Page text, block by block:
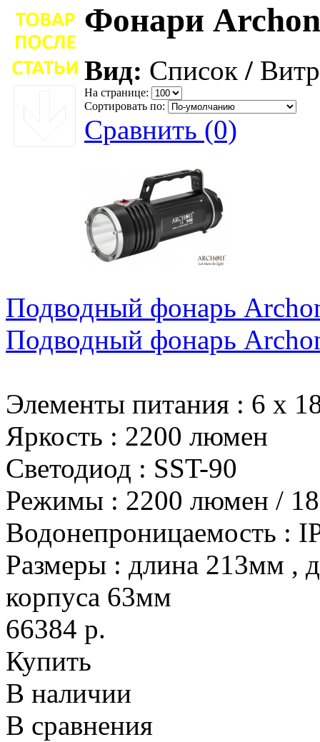
Фонари Archon
Вид: Список /
На странице:
Сортировать по:
Сравнить (0)
Подводный фонарь
Подводный фонарь
Элементы питания : 6 х
Яркость : 2200 люмен
Светодиод : SST-90
Режимы : 2200 люмен /
Водонепроницаемость :
Размеры : длина 213мм ,
корпуса 63мм
66384 р.
Купить
В наличии
В сравнения